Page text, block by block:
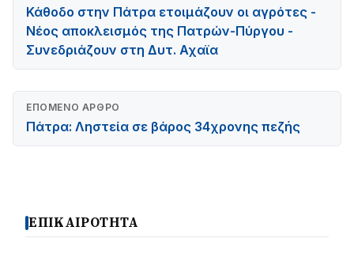
Κάθοδο στην Πάτρα ετοιμάζουν οι αγρότες -
Νέος αποκλεισμός της Πατρών-Πύργου -
Συνεδριάζουν στη Δυτ. Αχαϊα
ΕΠΌΜΕΝΟ ΆΡΘΡΟ
Πάτρα: Ληστεία σε βάρος 34χρονης πεζής
ΕΠΙΚΑΙΡΟΤΗΤΑ